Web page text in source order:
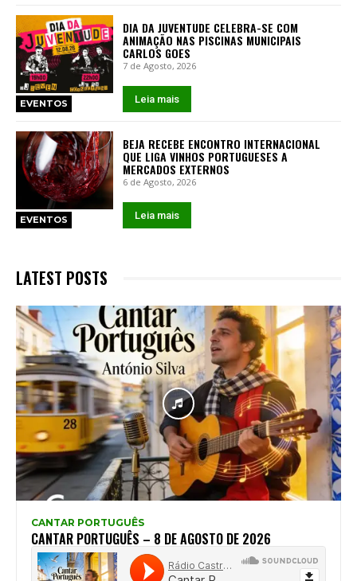
EVENTOS
DIA DA JUVENTUDE CELEBRA-SE COM
ANIMAÇÃO NAS PISCINAS MUNICIPAIS
CARLOS GOES
7 de Agosto, 2026
Leia mais
EVENTOS
BEJA RECEBE ENCONTRO INTERNACIONAL
QUE LIGA VINHOS PORTUGUESES A
MERCADOS EXTERNOS
6 de Agosto, 2026
Leia mais
LATEST POSTS
CANTAR PORTUGUÊS
CANTAR PORTUGUÊS – 8 DE AGOSTO DE 2026